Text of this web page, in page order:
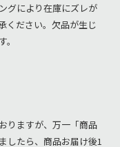
グにより在庫にズレが
ください。欠品が生じ
りますが、万一「商品
したら、商品お届け後1